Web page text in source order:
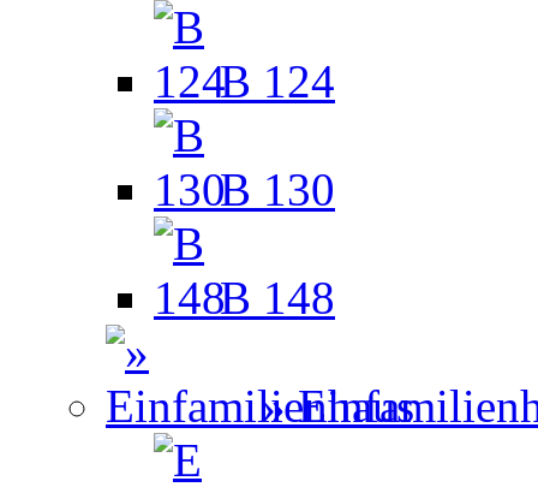
B 124
B 130
B 148
»